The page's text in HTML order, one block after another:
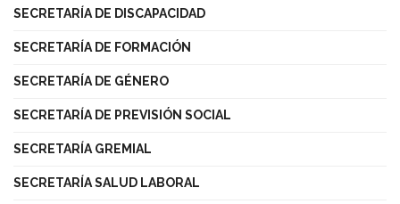
SECRETARÍA DE DISCAPACIDAD
SECRETARÍA DE FORMACIÓN
SECRETARÍA DE GÉNERO
SECRETARÍA DE PREVISIÓN SOCIAL
SECRETARÍA GREMIAL
SECRETARÍA SALUD LABORAL